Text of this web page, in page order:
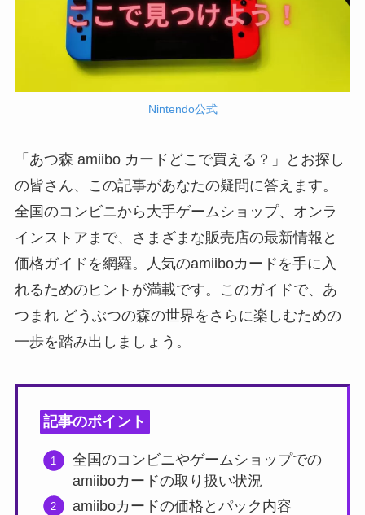
Nintendo公式
「あつ森 amiibo カードどこで買える？」とお探し
の皆さん、この記事があなたの疑問に答えます。
全国のコンビニから大手ゲームショップ、オンラ
インストアまで、さまざまな販売店の最新情報と
価格ガイドを網羅。人気のamiiboカードを手に入
れるためのヒントが満載です。このガイドで、あ
つまれ どうぶつの森の世界をさらに楽しむための
一歩を踏み出しましょう。
記事のポイント
全国のコンビニやゲームショップでの
amiiboカードの取り扱い状況
amiiboカードの価格とパック内容